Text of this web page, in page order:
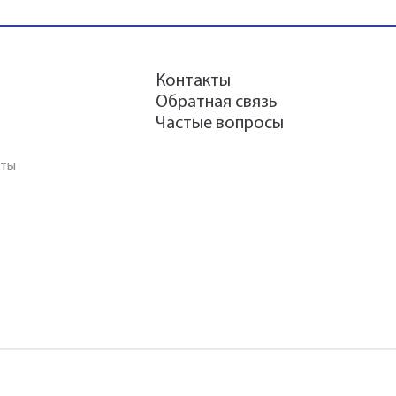
Контакты
Обратная связь
Частые вопросы